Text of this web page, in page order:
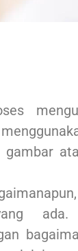
ada.